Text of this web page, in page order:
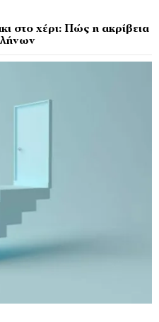
στο χέρι: Πώς η ακρίβεια